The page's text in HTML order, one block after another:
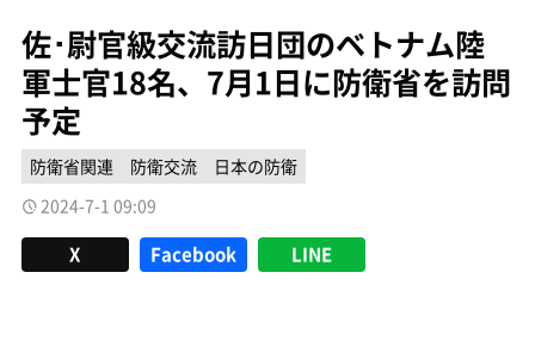
佐･尉官級交流訪日団のベトナム陸
軍士官18名、7月1日に防衛省を訪問
予定
防衛省関連 防衛交流
日本の防衛
2024-7-1 09:09
X Facebook LINE